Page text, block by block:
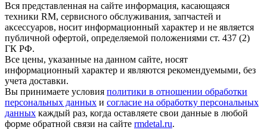
Вся представленная на сайте информация, касающаяся
техники RM, сервисного обслуживания, запчастей и
аксессуаров, носит информационный характер и не является
публичной офертой, определяемой положениями ст. 437 (2)
ГК РФ.
Все цены, указанные на данном сайте, носят
информационный характер и являются рекомендуемыми, без
учета доставки.
Вы принимаете условия политики в отношении обработки
персональных данных и согласие на обработку персональных
данных каждый раз, когда оставляете свои данные в любой
форме обратной связи на сайте rmdetal.ru.